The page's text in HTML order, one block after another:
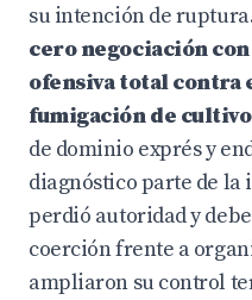
su intención de
cero negociación
ofensiva total contra
fumigación de
de dominio exprés y
diagnóstico parte de la
perdió autoridad y
coerción frente a
ampliaron su control